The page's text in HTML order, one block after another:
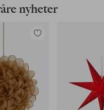
nyheter
Legg